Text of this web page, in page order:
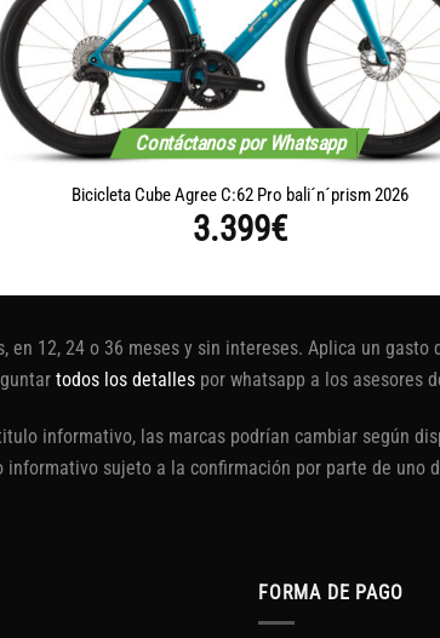
Contáctanos por Whatsapp
Bicicleta Cube Agree C:62 Pro bali´n´prism 2026
3.399€
12, 24 o 36 meses y sin intereses. Aplica un gasto
todos los detallespor whatsapp a los asesores
informativo, las marcas podrían cambiar según
sujeto a la confirmación por parte de uno
FORMA DE PAGO